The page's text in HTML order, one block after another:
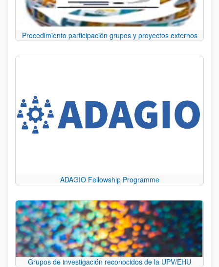
Procedimiento participación grupos y proyectos externos
ADAGIO Fellowship Programme
Grupos de investigación reconocidos de la UPV/EHU